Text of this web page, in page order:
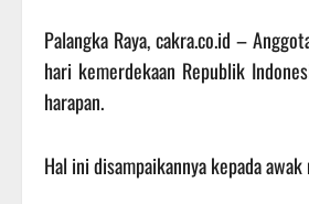
Palangka Raya, cakra.co.id –
hari kemerdekaan Republik
harapan.
Hal ini disampaikannya kepada